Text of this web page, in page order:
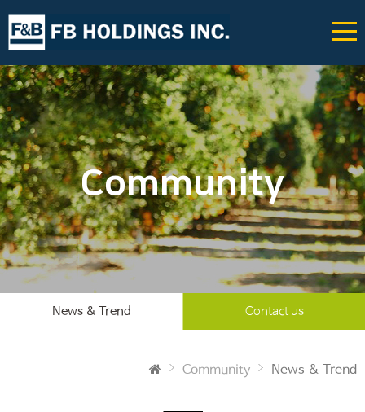
Community
News & Trend Contact us
Community News & Trend